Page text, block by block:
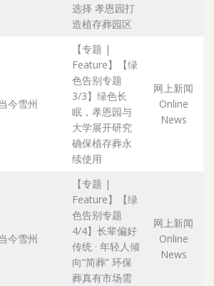
选择 孝恩园打
造植存葬园区
今雪州
【专题 |
Feature】【绿
色告别专题
3/3】绿色长
眠，孝恩园与
大学展开研究
确保植存葬永
续使用
网上新闻
Online
News
今雪州
【专题 |
Feature】【绿
色告别专题
4/4】长辈偏好
传统 · 年轻人倾
向“简葬” 环保
葬真有市场需
网上新闻
Online
News